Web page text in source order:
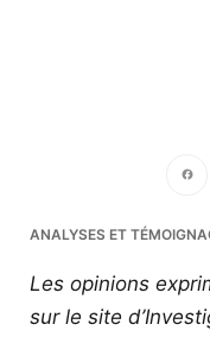
ANALYSES ET
Les opinions
sur le site